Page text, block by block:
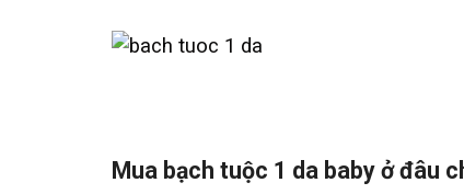
Mua bạch tuộc 1 da baby ở đâu